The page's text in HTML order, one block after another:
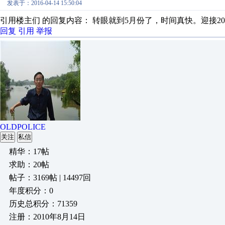
发表于：2016-04-14 15:50:04
引用楼主们 的回复内容： 转眼就到5月份了，时间真快。迎接
回复 引用 举报
OLDPOLICE
关注 私信
精华：17帖
求助：20帖
帖子：3169帖 | 14497回
年度积分：0
历史总积分：71359
注册：2010年8月14日